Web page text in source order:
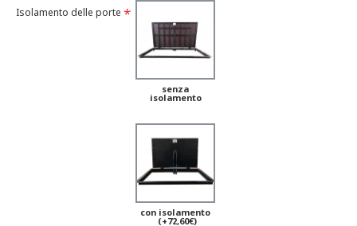
Isolamento delle porte
senza
isolamento
con isolamento
(+72,60€)